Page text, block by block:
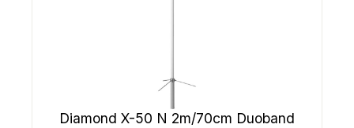
Diamond X-50 N 2m/70cm Duoband